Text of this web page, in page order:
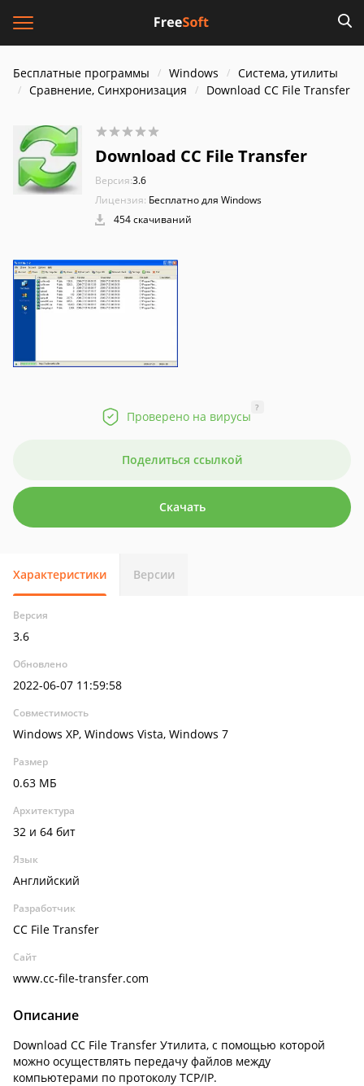
Бесплатные программы Windows
Система, утилиты
Сравнение, Синхронизация
Download CC File Transfer
Download CC File Transfer
Версия:3.6
Лицензия: Бесплатно для Windows
454 скачиваний
Проверено на вирусы
?
Поделиться ссылкой
Скачать
Характеристики Версии
Версия
3.6
Обновлено
2022-06-07 11:59:58
Совместимость
Windows XP, Windows Vista, Windows 7
Размер
0.63 МБ
Архитектура
32 и 64 бит
Язык
Английский
Разработчик
CC File Transfer
Сайт
www.cc-file-transfer.com
Описание
Download CC File Transfer Утилита, с помощью которой
можно осуществлять передачу файлов между
компьютерами по протоколу TCP/IP.